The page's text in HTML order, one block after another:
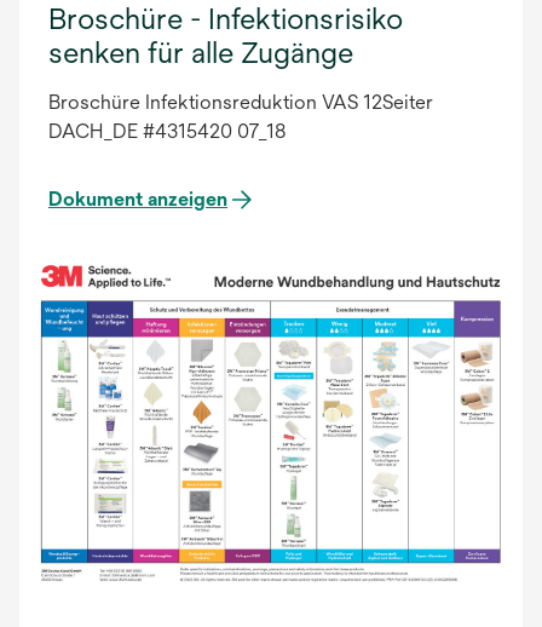
Broschüre - Infektionsrisiko
senken für alle Zugänge
Broschüre Infektionsreduktion VAS 12Seiter
DACH_DE #4315420 07_18
Dokument anzeigen